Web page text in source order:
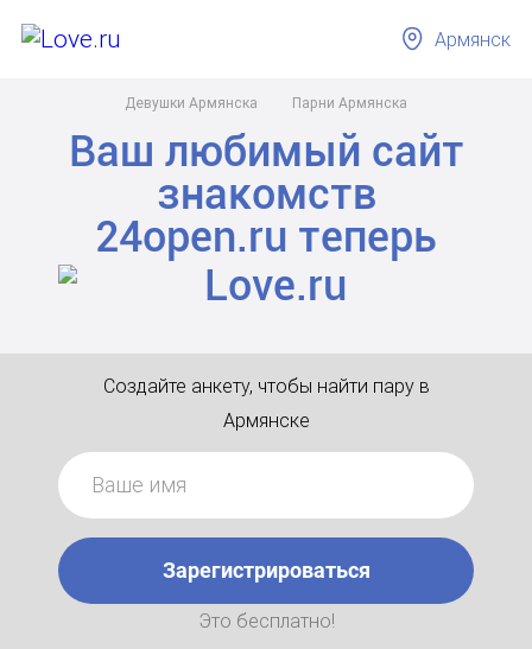
Девушки Армянска Парни Армянска
Армянск
Ваш любимый сайт
знакомств
24open.ru теперь
Создайте анкету, чтобы найти пару в
Армянске
Зарегистрироваться
Это бесплатно!